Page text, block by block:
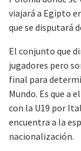
viajará a Egipto
que se disputará
El conjunto que
jugadores pero
final para
Mundo. Es que a
con la U19 por
encuentra a la
nacionalización.